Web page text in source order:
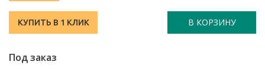
КУПИТЬ В 1 КЛИК В КОРЗИНУ
Под заказ